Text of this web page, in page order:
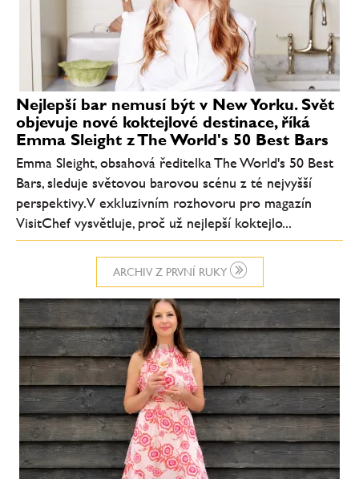
ARCHIV Z PRVNÍ RUKY
Nejlepší bar nemusí být v New Yorku. Svět
objevuje nové koktejlové destinace, říká
Emma Sleight z The World's 50 Best Bars
Emma Sleight, obsahová ředitelka The World's 50 Best
Bars, sleduje světovou barovou scénu z té nejvyšší
perspektivy. V exkluzivním rozhovoru pro magazín
VisitChef vysvětluje, proč už nejlepší koktejlo...